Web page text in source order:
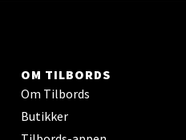
OM TILBORDS
Om Tilbords
Butikker
Ski